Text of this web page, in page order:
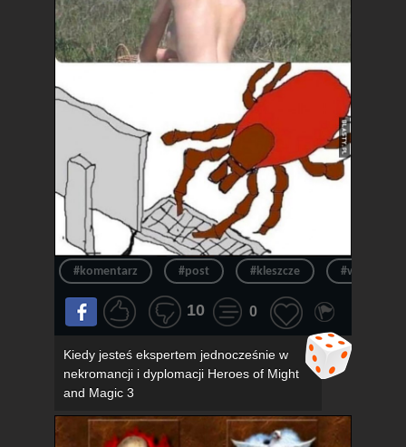
#komentarz #post #kleszcze #wpis
10 0
Kiedy jesteś ekspertem jednocześnie w
nekromancji i dyplomacji Heroes of Might
and Magic 3